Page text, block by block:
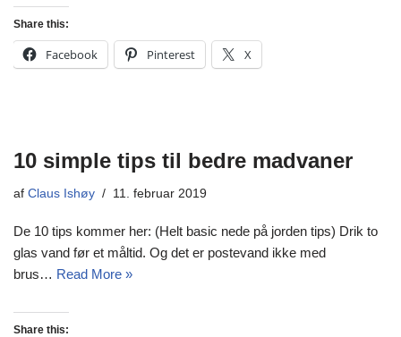
Share this:
Facebook Pinterest X
10 simple tips til bedre madvaner
af Claus Ishøy 11. februar 2019
De 10 tips kommer her: (Helt basic nede på jorden tips) Drik to
glas vand før et måltid. Og det er postevand ikke med
brus… Read More »
Share this: